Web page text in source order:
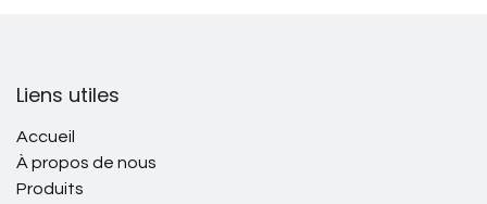
Liens utiles
Accueil
À propos de nous
Produits